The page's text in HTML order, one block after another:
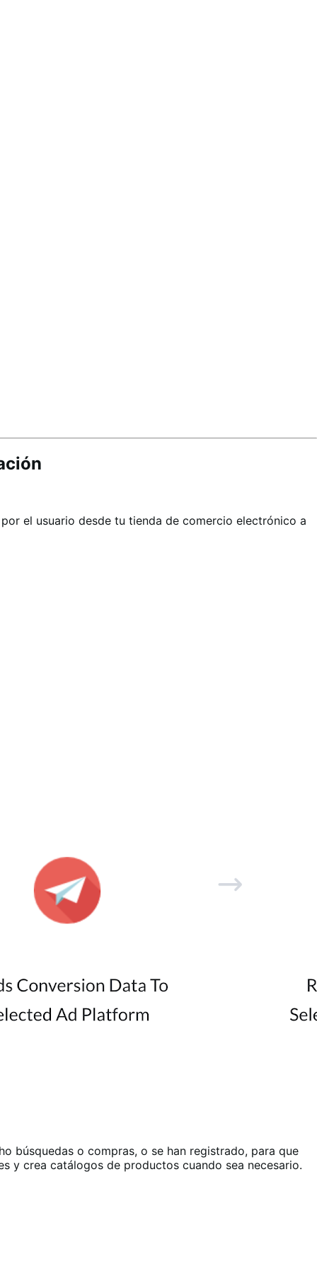
el usuario desde tu tienda de comercio electrónico a
búsquedas o compras, o se han registrado, para que
y crea catálogos de productos cuando sea necesario.